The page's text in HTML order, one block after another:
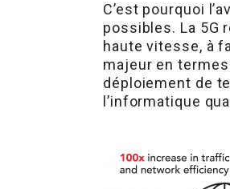
C’est pourquoi
possibles. La 5G
haute vitesse, à
majeur en
déploiement de
l’informatique